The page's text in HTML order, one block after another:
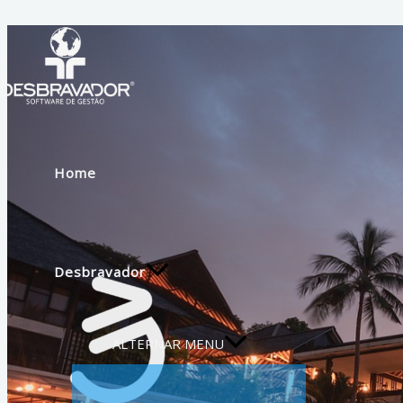
Home
Desbravador
ALTERNAR MENU